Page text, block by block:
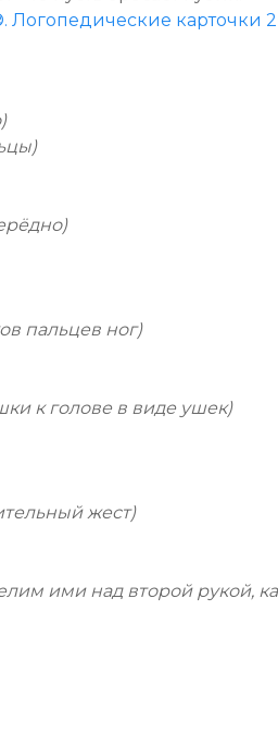
Логопедические карточки
пальцев ног)
к голове в виде ушек)
жест)
ими над второй рукой,